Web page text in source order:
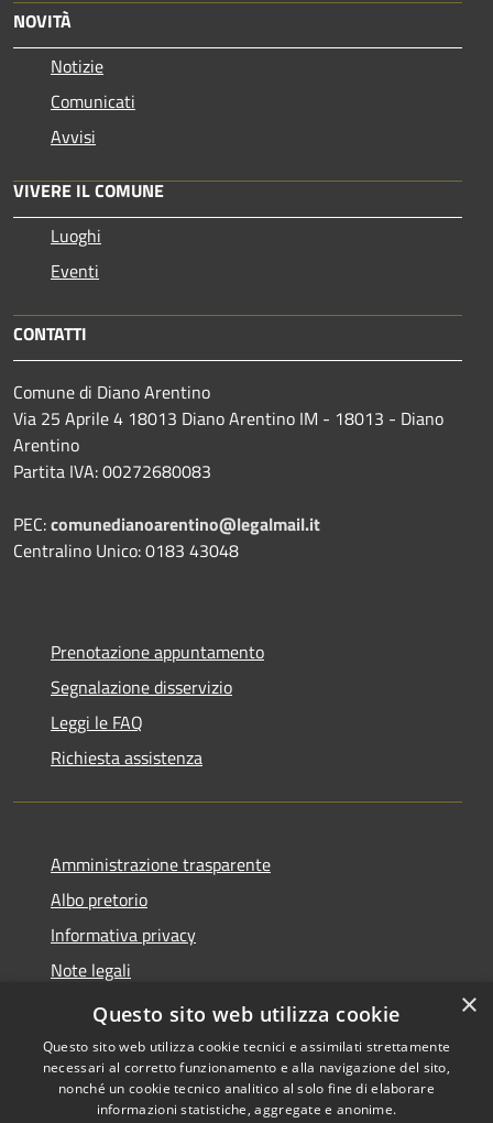
NOVITÀ
Notizie
Comunicati
Avvisi
VIVERE IL COMUNE
Luoghi
Eventi
CONTATTI
Comune di Diano Arentino
Via 25 Aprile 4 18013 Diano Arentino IM - 18013 - Diano
Arentino
Partita IVA: 00272680083
PEC:comunedianoarentino@legalmail.it
Centralino Unico: 0183 43048
Prenotazione appuntamento
Segnalazione disservizio
Leggi le FAQ
Richiesta assistenza
Amministrazione trasparente
Albo pretorio
Informativa privacy
Note legali
Dichiarazione di accessibilità
Copyright © 2026 • Comune di
×
Questo sito web utilizza cookie
Questo sito web utilizza cookie tecnici e assimilati strettamente
necessari al corretto funzionamento e alla navigazione del sito,
nonché un cookie tecnico analitico al solo fine di elaborare
informazioni statistiche, aggregate e anonime.